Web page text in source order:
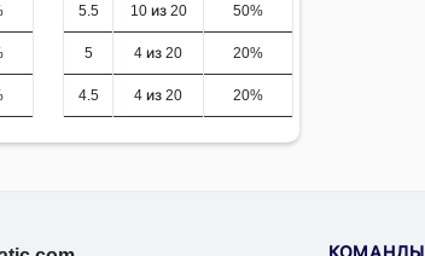
5.5 10 из 20 50%
5 4 из 20 20%
4.5 4 из 20 20%
КОМАНДЫ